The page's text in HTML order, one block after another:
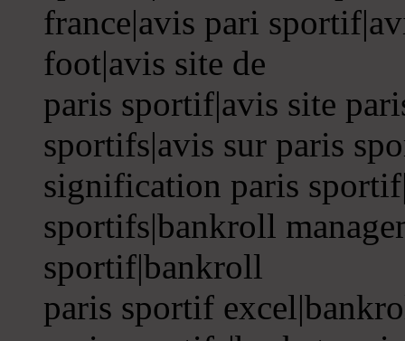
france|avis pari
foot|avis site de
paris sportif|avis site
sportifs|avis sur paris
signification paris
sportifs|bankroll
sportif|bankroll
paris sportif